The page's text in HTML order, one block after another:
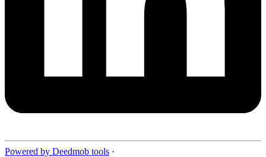
Powered by Deedmob tools ·